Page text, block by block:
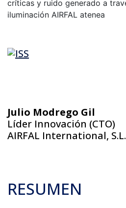
Julio Modrego Gil
Líder Innovación (CTO)
AIRFAL International, S.L.
RESUMEN